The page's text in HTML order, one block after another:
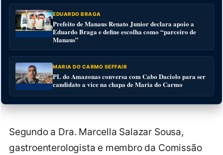
EDUARDO BRAGA
Prefeito de Manaus Renato Junior declara apoio a
Eduardo Braga e define escolha como “parceiro de
Manaus”
MARIA DO CARMO SEFFAIR
PL do Amazonas conversa com Cabo Daciolo para ser
candidato a vice na chapa de Maria do Carmo
Segundo a Dra. Marcella Salazar Sousa,
gastroenterologista e membro da Comissão